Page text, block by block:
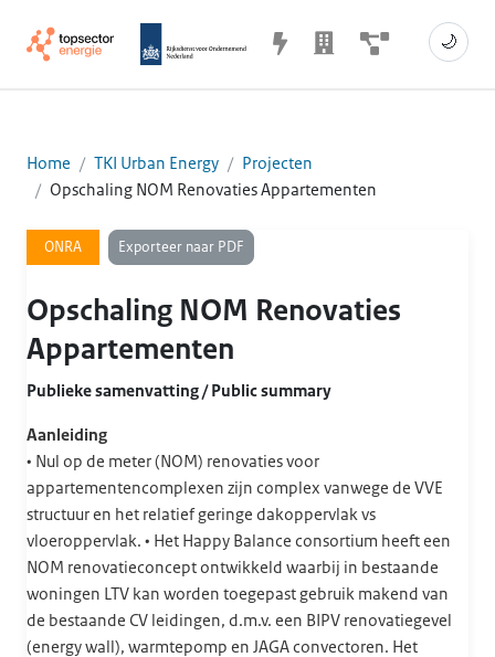
🌙
Home TKI Urban Energy
Projecten
Opschaling NOM Renovaties Appartementen
ONRA Exporteer naar PDF
Opschaling NOM Renovaties
Appartementen
Publieke samenvatting / Public summary
Aanleiding
• Nul op de meter (NOM) renovaties voor
appartementencomplexen zijn complex vanwege de VVE
structuur en het relatief geringe dakoppervlak vs
vloeroppervlak. • Het Happy Balance consortium heeft een
NOM renovatieconcept ontwikkeld waarbij in bestaande
woningen LTV kan worden toegepast gebruik makend van
de bestaande CV leidingen, d.m.v. een BIPV renovatiegevel
(energy wall), warmtepomp en JAGA convectoren. Het